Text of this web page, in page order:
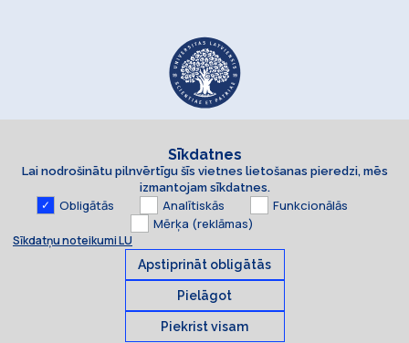
Sīkdatnes
Lai nodrošinātu pilnvērtīgu šīs vietnes lietošanas pieredzi, mēs
izmantojam sīkdatnes.
Obligātās Analītiskās
Funkcionālās
Mērķa (reklāmas)
Sīkdatņu noteikumi LU
Apstiprināt obligātās
Pielāgot
Piekrist visam